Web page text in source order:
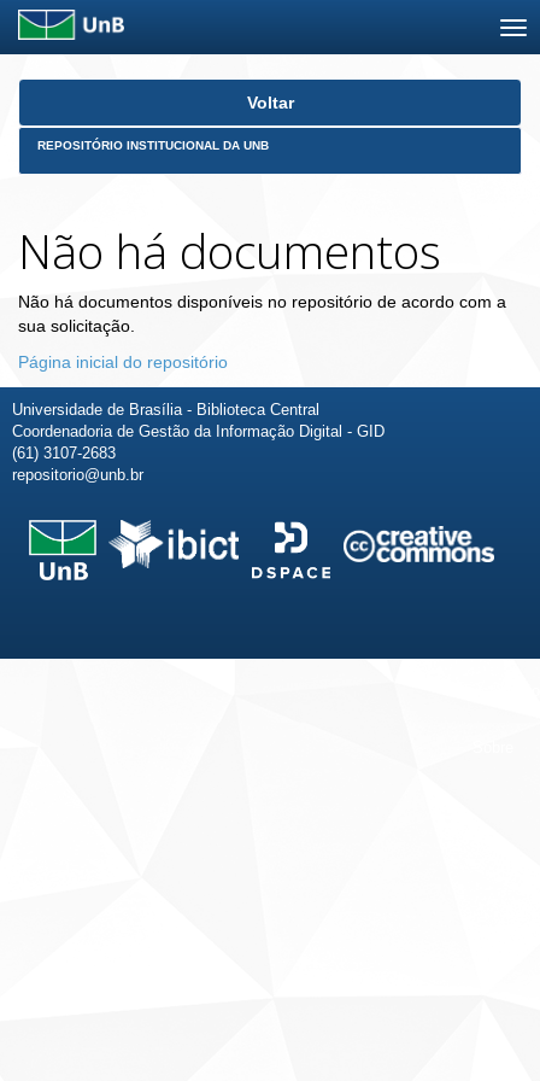
Skip
Voltar
REPOSITÓRIO INSTITUCIONAL DA UNB
Não há documentos
Não há documentos disponíveis no repositório de acordo com a
sua solicitação.
Página inicial do repositório
Universidade de Brasília - Biblioteca Central
Coordenadoria de Gestão da Informação Digital - GID
(61) 3107-2683
repositorio@unb.br